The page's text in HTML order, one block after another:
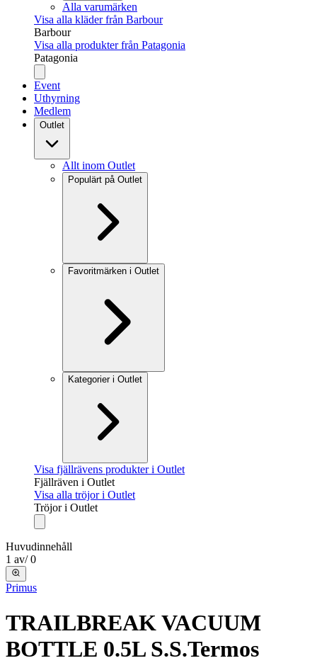
Alla varumärken
Visa alla kläder från Barbour
Barbour
Visa alla produkter från Patagonia
Patagonia
Event
Uthyrning
Medlem
Outlet
Allt inom Outlet
Populärt på Outlet
Favoritmärken i Outlet
Kategorier i Outlet
Visa fjällrävens produkter i Outlet
Fjällräven i Outlet
Visa alla tröjor i Outlet
Tröjor i Outlet
Huvudinnehåll
1 av/ 0
Primus
TRAILBREAK VACUUM
BOTTLE 0.5L S.S.Termos